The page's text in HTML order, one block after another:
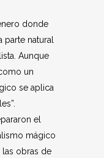
donde
parte natural
Aunque
un
se aplica
el
mágico
obras de